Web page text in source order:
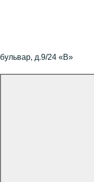
бульвар, д.9/24 «В»